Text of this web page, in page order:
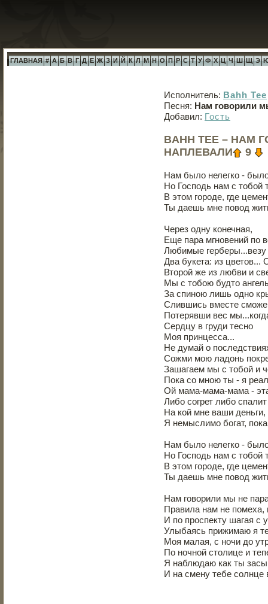
ГЛАВНАЯ # А Б В Г Д Е Ж З И Й К Л М Н О П Р С Т У Ф Х Ц Ч Ш Щ Э
Исполнитель: Bahh Tee
Песня: Нам говорили
Добавил: Гость
BAHH TEE –
НАПЛЕВАЛИ
9
Нам было нелегко -
Но Господь нам с тобой
В этом городе, где
Ты даешь мне повод
Через одну конечная,
Еще пара мгновений по
Любимые герберы...везу
Два букета: из цветов...
Второй же из любви и
Мы с тобою будто
За спиною лишь одно
Слившись вместе
Потерявши вес
Сердцу в груди тесно
Моя принцесса...
Не думай о
Сожми мою ладонь
Зашагаем мы с тобой и
Пока со мною ты - я
Ой мама-мама-мама -
Либо согрет либо
На кой мне ваши деньги,
Я немыслимо богат,
Нам было нелегко -
Но Господь нам с тобой
В этом городе, где
Ты даешь мне повод
Нам говорили мы не
Правила нам не помеха,
И по проспекту шагая с
Улыбаясь прижимаю я
Моя малая, с ночи до
По ночной столице и
Я наблюдаю как ты
И на смену тебе солнце